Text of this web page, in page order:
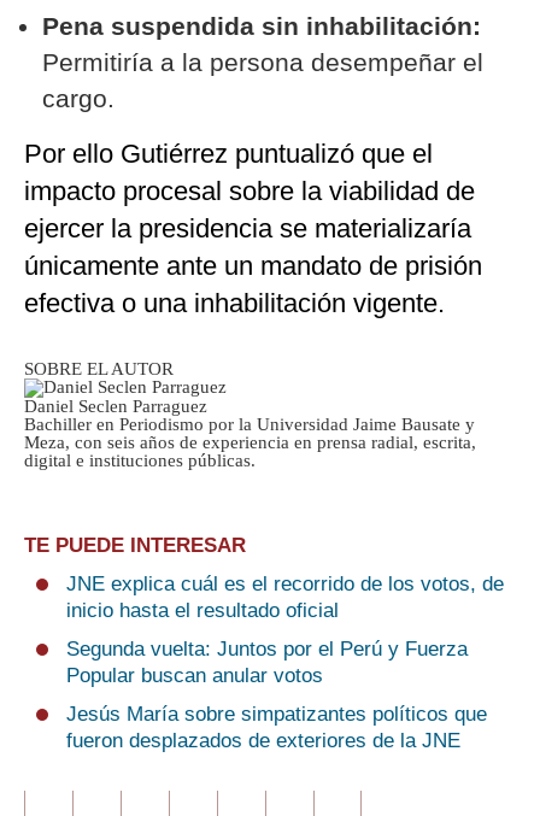
Pena suspendida sin inhabilitación:
Permitiría a la persona desempeñar el
cargo.
Por ello Gutiérrez puntualizó que el
impacto procesal sobre la viabilidad de
ejercer la presidencia se materializaría
únicamente ante un mandato de prisión
efectiva o una inhabilitación vigente.
SOBRE EL AUTOR
Daniel Seclen Parraguez
Bachiller en Periodismo por la Universidad Jaime Bausate y
Meza, con seis años de experiencia en prensa radial, escrita,
digital e instituciones públicas.
TE PUEDE INTERESAR
JNE explica cuál es el recorrido de los votos, de
inicio hasta el resultado oficial
Segunda vuelta: Juntos por el Perú y Fuerza
Popular buscan anular votos
Jesús María sobre simpatizantes políticos que
fueron desplazados de exteriores de la JNE